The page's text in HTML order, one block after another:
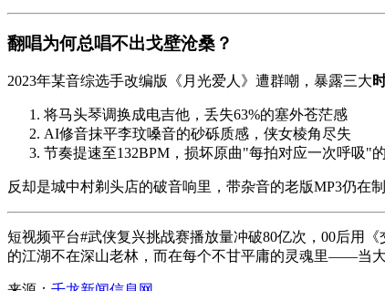
翻唱为何总唱不出戈壁沧桑？
2023年某音综选手改编版《月光爱人》遭群嘲，暴露三大
将马头琴调换成电吉他，丢失63%的塞外苍茫感
AI修音抹平李玟嗓音的砂砾质感，侠女棱角尽失
节奏提速至132BPM，损坏原曲"每拍对应一次呼吸"
反却是城中村剃头店的破音响里，带杂音的老版MP3仍
短视频平台#武侠复兴挑战赛播放量冲破80亿次，00后用《
的江湖不在深山老林，而在每个不甘平庸的灵魂里——当